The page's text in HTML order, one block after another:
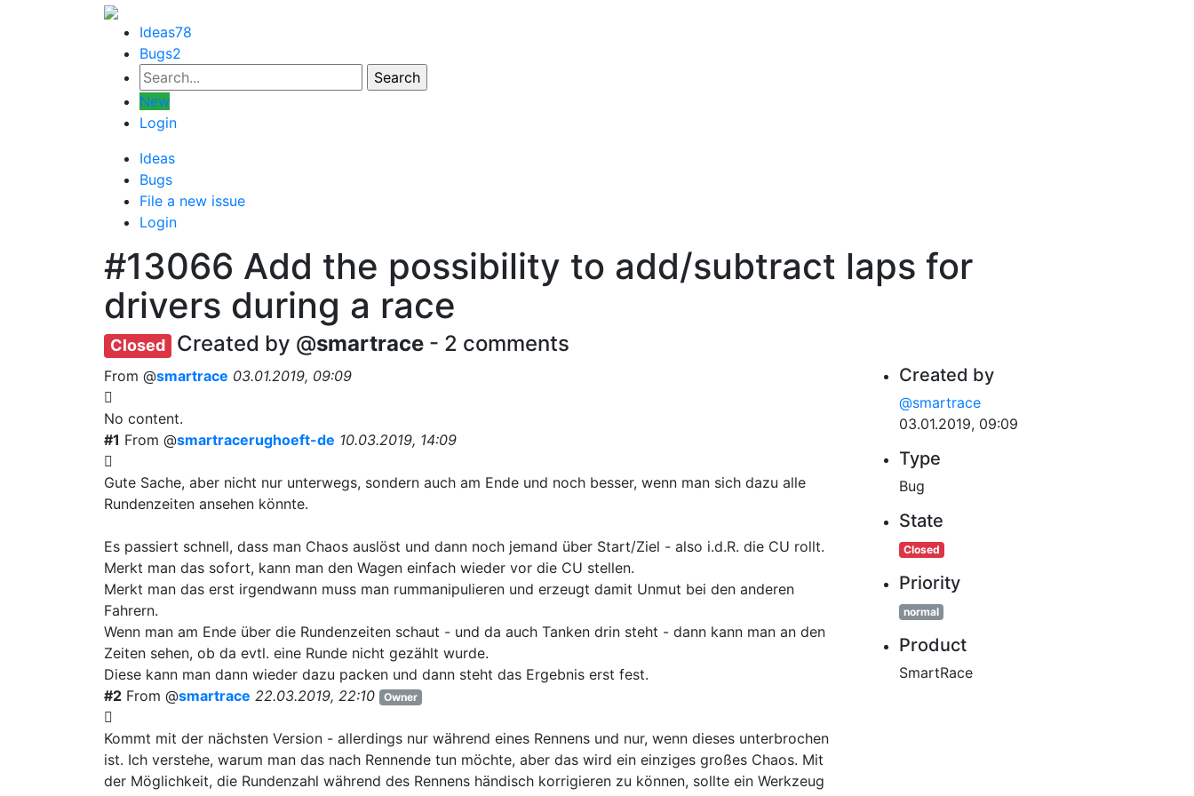
Ideas78
Bugs2
New
Login
Ideas
Bugs
File a new issue
Login
#13066 Add the possibility to add/subtract laps for
drivers during a race
Closed Created by @smartrace - 2 comments
From @smartrace 03.01.2019, 09:09
No content.
#1 From @smartracerughoeft-de 10.03.2019, 14:09
Gute Sache, aber nicht nur unterwegs, sondern auch am Ende und noch besser, wenn man sich dazu alle
Rundenzeiten ansehen könnte.
Es passiert schnell, dass man Chaos auslöst und dann noch jemand über Start/Ziel - also i.d.R. die CU rollt.
Merkt man das sofort, kann man den Wagen einfach wieder vor die CU stellen.
Merkt man das erst irgendwann muss man rummanipulieren und erzeugt damit Unmut bei den anderen
Fahrern.
Wenn man am Ende über die Rundenzeiten schaut - und da auch Tanken drin steht - dann kann man an den
Zeiten sehen, ob da evtl. eine Runde nicht gezählt wurde.
Diese kann man dann wieder dazu packen und dann steht das Ergebnis erst fest.
#2 From @smartrace 22.03.2019, 22:10 Owner
Kommt mit der nächsten Version - allerdings nur während eines Rennens und nur, wenn dieses unterbrochen
ist. Ich verstehe, warum man das nach Rennende tun möchte, aber das wird ein einziges großes Chaos. Mit
der Möglichkeit, die Rundenzahl während des Rennens händisch korrigieren zu können, sollte ein Werkzeug
Created by
@smartrace
03.01.2019, 09:09
Type
Bug
State
Closed
Priority
normal
Product
SmartRace